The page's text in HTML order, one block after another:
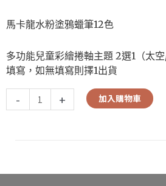
馬卡龍水粉塗鴉蠟筆12色
多功能兒童彩繪捲軸主題 2選1（太
填寫，如無填寫則擇1出貨
- + 加入購物車